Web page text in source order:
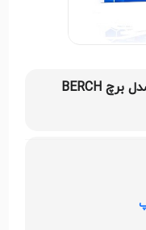
پخش عمده کیسه زباله سه رولی مدل برچ BERCH